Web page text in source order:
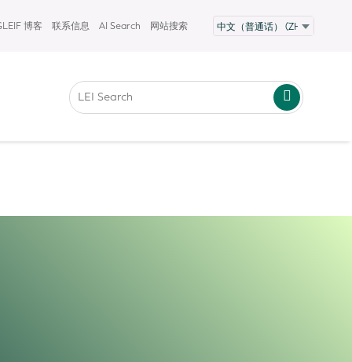
博客 联系信息 AI Search 网站搜索
造成的任何错误或损害承担责任。